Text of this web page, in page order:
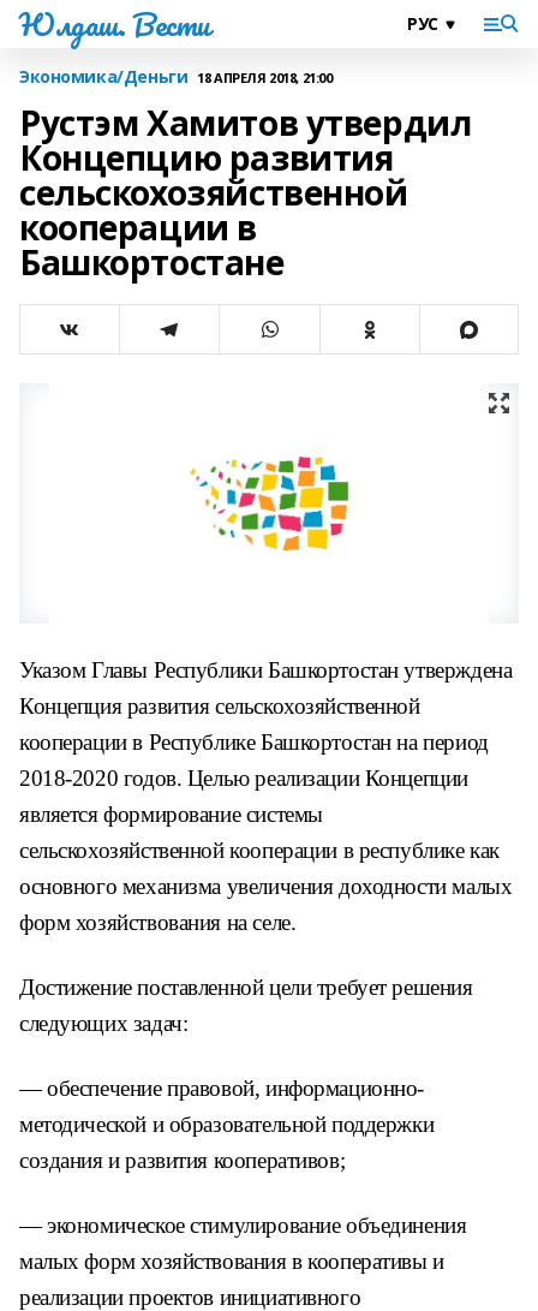
Юлдаш. Вести
Экономика/Деньги 18 АПРЕЛЯ 2018, 21:00
Рустэм Хамитов утвердил
Концепцию развития
сельскохозяйственной
кооперации в
Башкортостане
Указом Главы Республики Башкортостан утверждена
Концепция развития сельскохозяйственной
кооперации в Республике Башкортостан на период
2018-2020 годов. Целью реализации Концепции
является формирование системы
сельскохозяйственной кооперации в республике как
основного механизма увеличения доходности малых
форм хозяйствования на селе.
Достижение поставленной цели требует решения
следующих задач:
— обеспечение правовой, информационно-
методической и образовательной поддержки
создания и развития кооперативов;
— экономическое стимулирование объединения
малых форм хозяйствования в кооперативы и
реализации проектов инициативного